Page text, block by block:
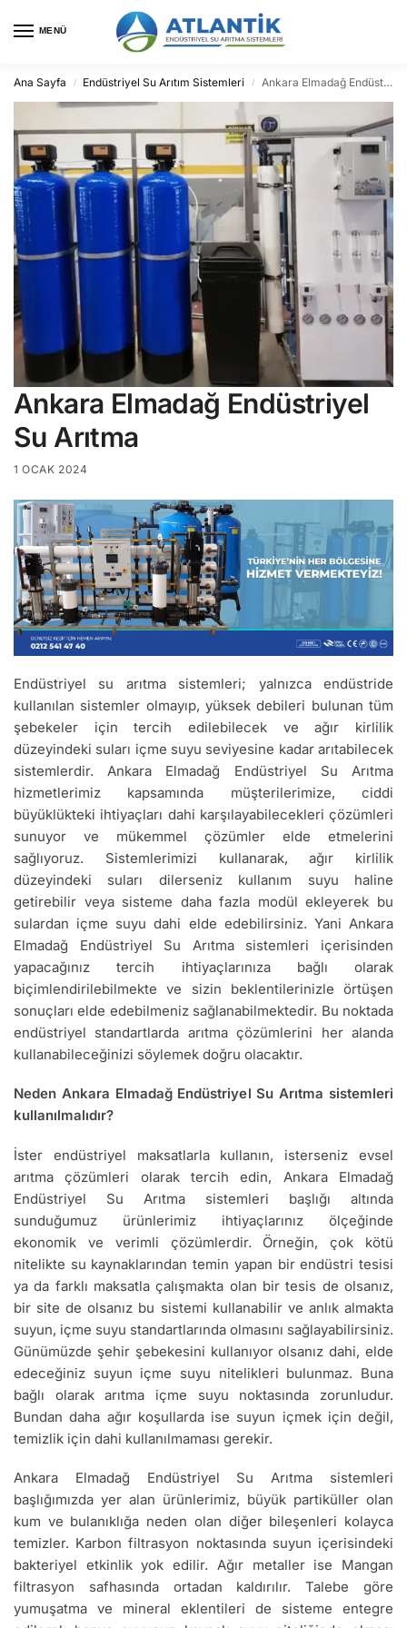
MENÜ
Ana Sayfa / Endüstriyel Su Arıtım Sistemleri / Ankara Elmadağ Endüstriyel Su Arıtma
Ankara Elmadağ Endüstriyel
Su Arıtma
1 OCAK 2024
Endüstriyel su arıtma sistemleri; yalnızca endüstride
kullanılan sistemler olmayıp, yüksek debileri bulunan tüm
şebekeler için tercih edilebilecek ve ağır kirlilik
düzeyindeki suları içme suyu seviyesine kadar arıtabilecek
sistemlerdir. Ankara Elmadağ Endüstriyel Su Arıtma
hizmetlerimiz kapsamında müşterilerimize, ciddi
büyüklükteki ihtiyaçları dahi karşılayabilecekleri çözümleri
sunuyor ve mükemmel çözümler elde etmelerini
sağlıyoruz. Sistemlerimizi kullanarak, ağır kirlilik
düzeyindeki suları dilerseniz kullanım suyu haline
getirebilir veya sisteme daha fazla modül ekleyerek bu
sulardan içme suyu dahi elde edebilirsiniz. Yani Ankara
Elmadağ Endüstriyel Su Arıtma sistemleri içerisinden
yapacağınız tercih ihtiyaçlarınıza bağlı olarak
biçimlendirilebilmekte ve sizin beklentilerinizle örtüşen
sonuçları elde edebilmeniz sağlanabilmektedir. Bu noktada
endüstriyel standartlarda arıtma çözümlerini her alanda
kullanabileceğinizi söylemek doğru olacaktır.
Neden Ankara Elmadağ Endüstriyel Su Arıtma sistemleri
kullanılmalıdır?
İster endüstriyel maksatlarla kullanın, isterseniz evsel
arıtma çözümleri olarak tercih edin, Ankara Elmadağ
Endüstriyel Su Arıtma sistemleri başlığı altında
sunduğumuz ürünlerimiz ihtiyaçlarınız ölçeğinde
ekonomik ve verimli çözümlerdir. Örneğin, çok kötü
nitelikte su kaynaklarından temin yapan bir endüstri tesisi
ya da farklı maksatla çalışmakta olan bir tesis de olsanız,
bir site de olsanız bu sistemi kullanabilir ve anlık almakta
suyun, içme suyu standartlarında olmasını sağlayabilirsiniz.
Günümüzde şehir şebekesini kullanıyor olsanız dahi, elde
edeceğiniz suyun içme suyu nitelikleri bulunmaz. Buna
bağlı olarak arıtma içme suyu noktasında zorunludur.
Bundan daha ağır koşullarda ise suyun içmek için değil,
temizlik için dahi kullanılmaması gerekir.
Ankara Elmadağ Endüstriyel Su Arıtma sistemleri
başlığımızda yer alan ürünlerimiz, büyük partiküller olan
kum ve bulanıklığa neden olan diğer bileşenleri kolayca
temizler. Karbon filtrasyon noktasında suyun içerisindeki
bakteriyel etkinlik yok edilir. Ağır metaller ise Mangan
filtrasyon safhasında ortadan kaldırılır. Talebe göre
yumuşatma ve mineral eklentileri de sisteme entegre